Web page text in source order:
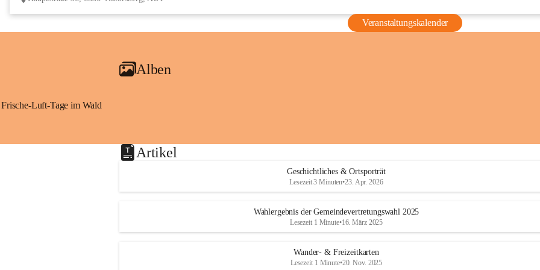
Veranstaltungskalender
Alben
Frische-Luft-Tage im Wald
Artikel
Geschichtliches & Ortsporträt
Lesezeit 3 Minuten•23. Apr. 2026
Wahlergebnis der Gemeindevertretungswahl 2025
Lesezeit 1 Minute•16. März 2025
Wander- & Freizeitkarten
Lesezeit 1 Minute•20. Nov. 2025